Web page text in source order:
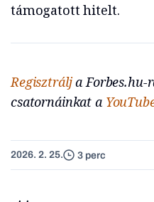
támogatott hitelt.
Regisztrálja Forbes.hu-
csatornáinkat a
2026. 2. 25. 3 perc